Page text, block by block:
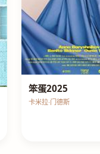
笨蛋2025
卡米拉·门德斯